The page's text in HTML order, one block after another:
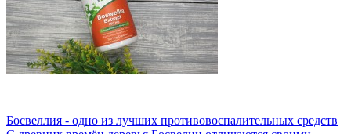
Босвеллия - одно из лучших противовоспалительных средств